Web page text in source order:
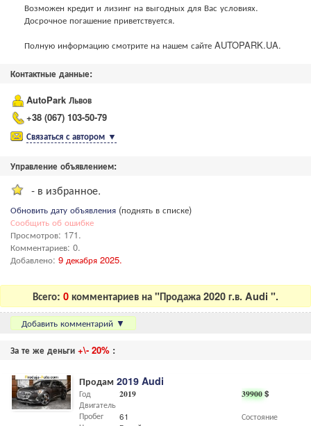
Возможен кредит и лизинг на выгодных для Вас условиях.
Досрочное погашение приветствуется.
Полную информацию смотрите на нашем сайте AUTOPARK.UA.
Контактные данные:
AutoPark Львов
+38 (067) 103-50-79
Связаться с автором ▼
Управление объявлением:
- в избранное.
Обновить дату объявления (поднять в списке)
Сообщить об ошибке
Просмотров: 171.
Комментариев: 0.
Добавлено: 9 декабря 2025.
Всего: 0 комментариев на "Продажа 2020 г.в. Audi ".
Добавить комментарий ▼
За те же деньги +\- 20% :
Продам 2019 Audi
39900$
Состояние
Год
Двигатель
Пробег
2019
61